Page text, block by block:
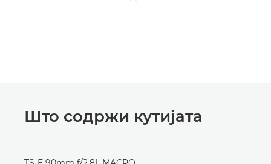
Што содржи кутијата